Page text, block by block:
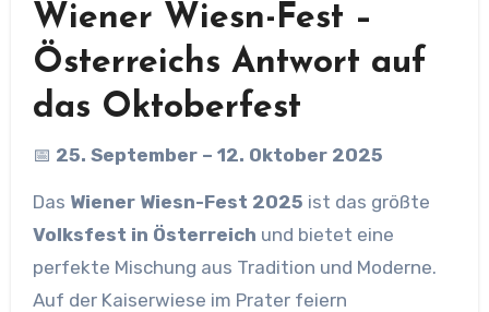
Wiener Wiesn-Fest –
Österreichs Antwort auf
das Oktoberfest
📅 25. September – 12. Oktober 2025
Das Wiener Wiesn-Fest 2025 ist das größte
Volksfest in Österreich und bietet eine
perfekte Mischung aus Tradition und Moderne.
Auf der Kaiserwiese im Prater feiern